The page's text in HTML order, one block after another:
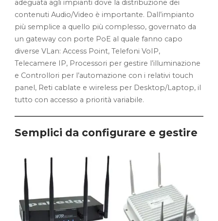
adeguata agli impianti dove la distribuzione dei
contenuti Audio/Video è importante. Dall’impianto
più semplice a quello più complesso, governato da
un gateway con porte PoE al quale fanno capo
diverse VLan: Access Point, Telefoni VoIP,
Telecamere IP, Processori per gestire l’illuminazione
e Controllori per l’automazione con i relativi touch
panel, Reti cablate e wireless per Desktop/Laptop, il
tutto con accesso a priorità variabile.
Semplici da configurare e gestire